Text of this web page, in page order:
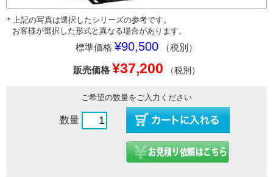
＊上記の写真は選択したシリーズの参考です。
お客様が選択した形式と異なる場合があります。
標準価格 ¥90,500 （税別）
販売価格 ¥37,200 （税別）
ご希望の数量をご入力ください
数量